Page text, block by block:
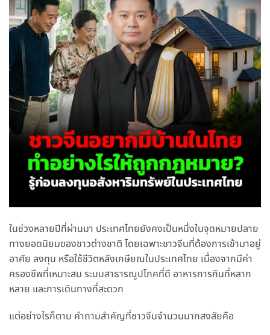
ในช่วงหลายปีที่ผ่านมา ประเทศไทยยังคงเป็นหนึ่งในจุดหมายปลาย
ทางยอดนิยมของชาวต่างชาติ โดยเฉพาะชาวจีนที่ต้องการเข้ามาอยู่
อาศัย ลงทุน หรือใช้ชีวิตหลังเกษียณในประเทศไทย เนื่องจากมีค่า
ครองชีพที่เหมาะสม ระบบสาธารณูปโภคที่ดี อาหารการกินที่หลาก
หลาย และการเดินทางที่สะดวก
แต่อย่างไรก็ตาม คำถามสำคัญที่ชาวจีนจำนวนมากสงสัยคือ